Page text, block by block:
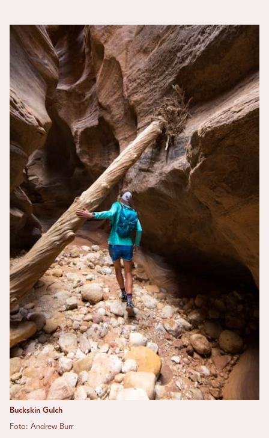
Buckskin Gulch
Foto: Andrew Burr